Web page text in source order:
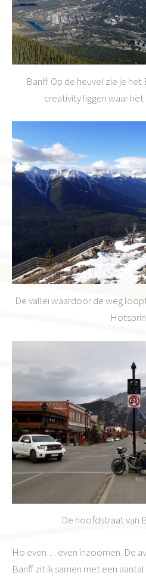
Banff. Op de heuvel zie je
creativity liggen waar
De vallei waardoor de weg
De hoofdstraat van
Ho even… even inzoomen. De
Banff zit ik samen met een